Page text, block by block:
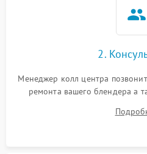
2.
Менеджер колл центра
ремонта вашего блендера а